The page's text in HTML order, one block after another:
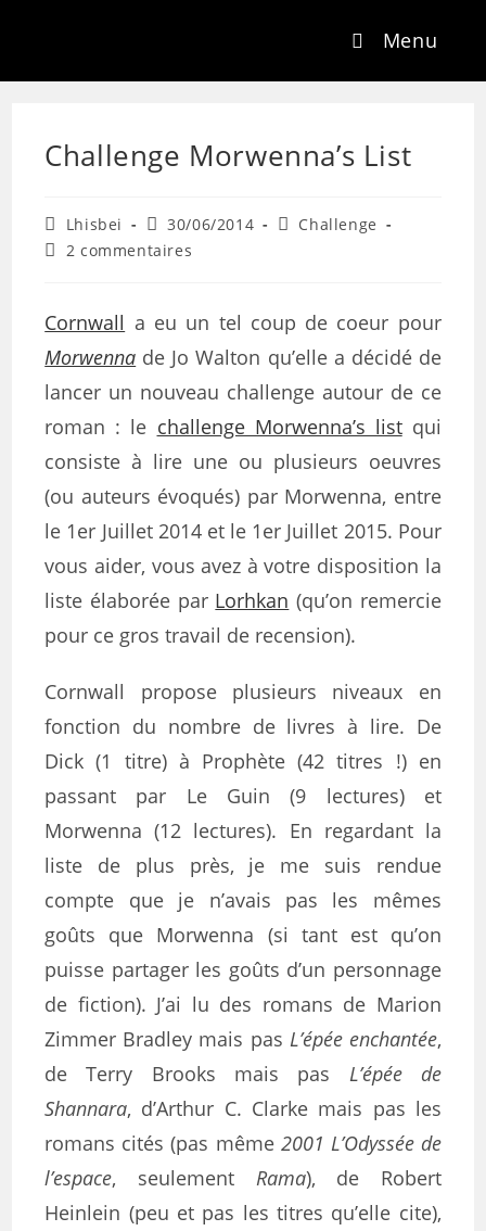
Menu
Challenge Morwenna’s List
Lhisbei 30/06/2014
Challenge
2 commentaires
Cornwall a eu un tel coup de coeur pour
Morwenna de Jo Walton qu’elle a décidé de
lancer un nouveau challenge autour de ce
roman : le challenge Morwenna’s listqui
consiste à lire une ou plusieurs oeuvres
(ou auteurs évoqués) par Morwenna, entre
le 1er Juillet 2014 et le 1er Juillet 2015. Pour
vous aider, vous avez à votre disposition la
liste élaborée par Lorhkan (qu’on remercie
pour ce gros travail de recension).
Cornwall propose plusieurs niveaux en
fonction du nombre de livres à lire. De
Dick (1 titre) à Prophète (42 titres !) en
passant par Le Guin (9 lectures) et
Morwenna (12 lectures). En regardant la
liste de plus près, je me suis rendue
compte que je n’avais pas les mêmes
goûts que Morwenna (si tant est qu’on
puisse partager les goûts d’un personnage
de fiction). J’ai lu des romans de Marion
Zimmer Bradley mais pas L’épée enchantée,
de Terry Brooks mais pas L’épée de
Shannara, d’Arthur C. Clarke mais pas les
romans cités (pas même 2001 L’Odyssée de
l’espace, seulementRama), de Robert
Heinlein (peu et pas les titres qu’elle cite),